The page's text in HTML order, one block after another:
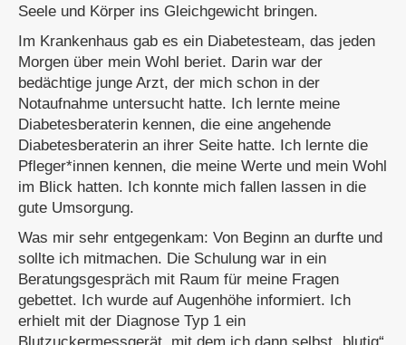
Seele und Körper ins Gleichgewicht bringen.
Im Krankenhaus gab es ein Diabetesteam, das jeden
Morgen über mein Wohl beriet. Darin war der
bedächtige junge Arzt, der mich schon in der
Notaufnahme untersucht hatte. Ich lernte meine
Diabetesberaterin kennen, die eine angehende
Diabetesberaterin an ihrer Seite hatte. Ich lernte die
Pfleger*innen kennen, die meine Werte und mein Wohl
im Blick hatten. Ich konnte mich fallen lassen in die
gute Umsorgung.
Was mir sehr entgegenkam: Von Beginn an durfte und
sollte ich mitmachen. Die Schulung war in ein
Beratungsgespräch mit Raum für meine Fragen
gebettet. Ich wurde auf Augenhöhe informiert. Ich
erhielt mit der Diagnose Typ 1 ein
Blutzuckermessgerät, mit dem ich dann selbst „blutig“